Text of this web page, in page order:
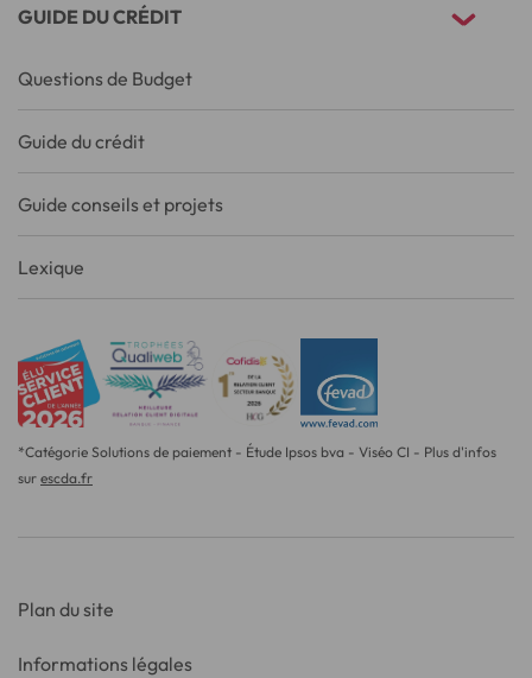
GUIDE DU CRÉDIT
Questions de Budget
Guide du crédit
Guide conseils et projets
Lexique
*Catégorie Solutions de paiement - Étude Ipsos bva - Viséo CI - Plus d'infos
sur escda.fr
Plan du site
Informations légales